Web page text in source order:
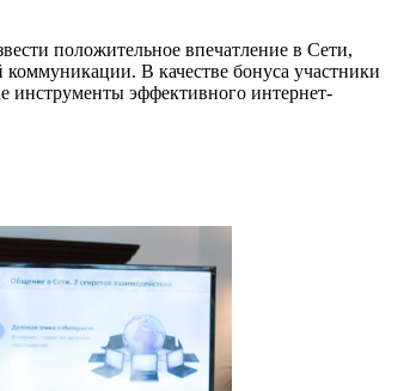
положительное впечатление в Сети,
В качестве бонуса участники
инструменты эффективного интернет-